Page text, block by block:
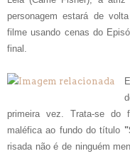
personagem estará de
filme usando cenas do
final.
primeira vez. Trata-se do
maléfica ao fundo do título
risada não é de ninguém